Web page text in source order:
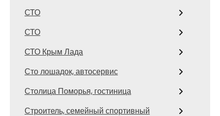
СТО
СТО
СТО Крым Лада
Сто лошадок, автосервис
Столица Поморья, гостиница
Строитель, семейный спортивный